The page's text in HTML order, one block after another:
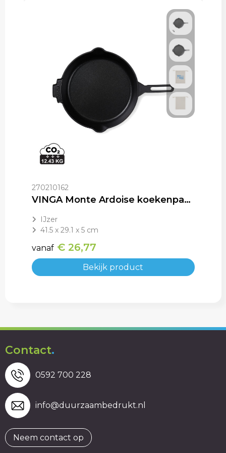
270210162
VINGA Monte Ardoise koekenpan, 27 cm
IJzer
41.5 x 29.1 x 5 cm
vanaf € 26,77
Bekijk product
Contact.
0592 700 228
info@duurzaambedrukt.nl
Neem contact op